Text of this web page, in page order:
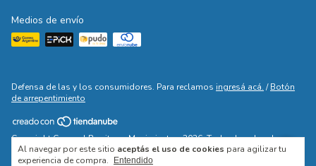
Al navegar por este sitio aceptás el uso de cookies para agilizar tu
experiencia de compra.
Entendido
Medios de envío
Defensa de las y los consumidores. Para reclamos ingresá acá. / Botón
de arrepentimiento
Copyright Carrusel Ropita en Movimiento - 2026. Todos los derechos
reservados.